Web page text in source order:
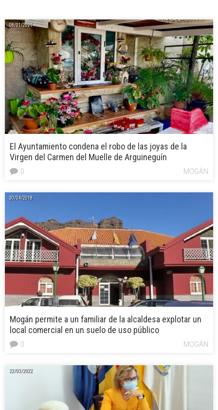
08/01/2021
El Ayuntamiento condena el robo de las joyas de la
Virgen del Carmen del Muelle de Arguineguín
MOGÁN
0
30/04/2018
Mogán permite a un familiar de la alcaldesa explotar un
local comercial en un suelo de uso público
MOGÁN
0
22/03/2022